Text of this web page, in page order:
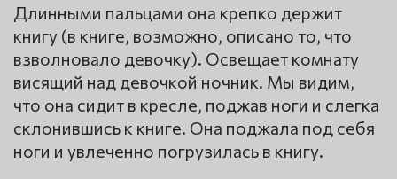
Длинными пальцами она крепко держит
книгу (в книге, возможно, описано то, что
взволновало девочку). Освещает комнату
висящий над девочкой ночник. Мы видим,
что она сидит в кресле, поджав ноги и слегка
склонившись к книге. Она поджала под себя
ноги и увлеченно погрузилась в книгу.